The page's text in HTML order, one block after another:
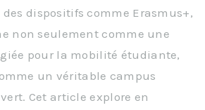
dispositifs comme Erasmus+,
non seulement comme une
pour la mobilité étudiante,
un véritable campus
Cet article explore en